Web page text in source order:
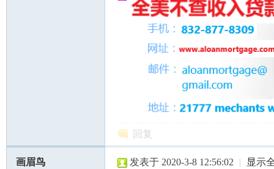
回复
画眉鸟 发表于 2020-3-8 12:56:02 | 显示